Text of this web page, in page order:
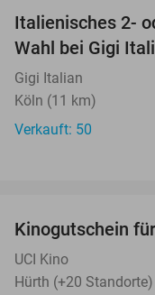
Italienisches 2-
Wahl bei Gigi
Gigi Italian
Köln (11 km)
Verkauft: 50
Kinogutschein
UCI Kino
Hürth (+20 Standorte)